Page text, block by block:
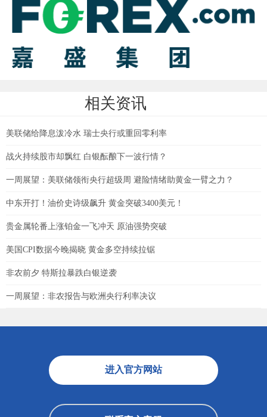
相关资讯
美联储给降息泼冷水 瑞士央行或重回零利率
战火持续股市却飘红 白银酝酿下一波行情？
一周展望：美联储领衔央行超级周 避险情绪助黄金一臂之力？
中东开打！油价史诗级飙升 黄金突破3400美元！
贵金属轮番上涨铂金一飞冲天 原油强势突破
美国CPI数据今晚揭晓 黄金多空持续拉锯
非农前夕 特斯拉暴跌白银逆袭
一周展望：非农报告与欧洲央行利率决议
进入官方网站